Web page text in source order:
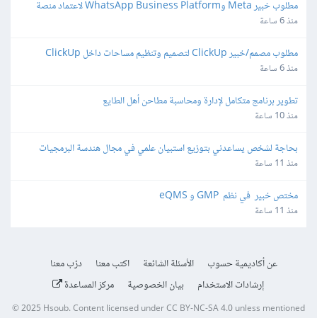
واتساب
منذ 6 ساعة
مطلوب مصمم/خبير ClickUp لتصميم وتنظيم مساحات داخل ClickUp
منذ 6 ساعة
تطوير برنامج متكامل لإدارة ومحاسبة مطاحن أهل الطايع
منذ 10 ساعة
بحاجة لشخص يساعدني بتوزيع استبيان علمي في مجال هندسة البرمجيات
منذ 11 ساعة
مختص خبير  في نظم  GMP و eQMS
منذ 11 ساعة
عن أكاديمية حسوب الأسئلة الشائعة اكتب معنا
درّب معنا
إرشادات الاستخدام
بيان الخصوصية مركز المساعدة
© 2025 Hsoub.Content licensed underCC BY-NC-SA 4.0unless mentioned